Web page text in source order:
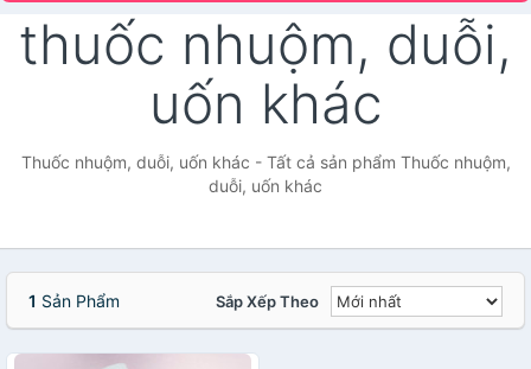
Face Shop
Face Shop
Face
Shop
chống
nước lâu
trôi Quick
Hair
Shop
thuốc nhuộm, duỗi,
uốn khác
Thuốc nhuộm, duỗi, uốn khác - Tất cả sản phẩm Thuốc nhuộm,
duỗi, uốn khác
1 Sản Phẩm Sắp Xếp Theo